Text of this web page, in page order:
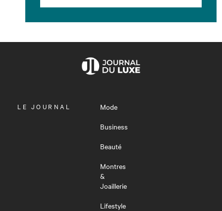
OUVRIR
LE JOURNAL
Mode
Business
Beauté
Montres
&
Joaillerie
Lifestyle